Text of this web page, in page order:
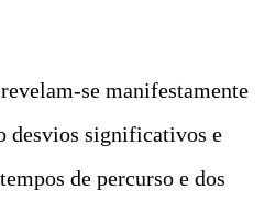
se manifestamente
desvios significativos e
de percurso e dos